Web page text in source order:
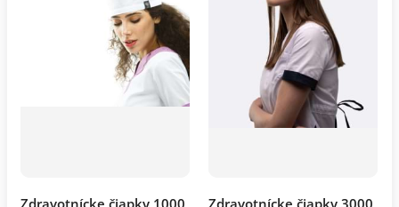
Zdravotnícke čiapky 1000
Zdravotnícke čiapky 3000